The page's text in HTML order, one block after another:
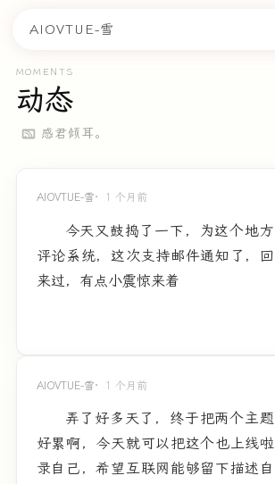
AIOVTUE-雪
MOMENTS
动态
感君倾耳。
AIOVTUE-雪 1 个月前
今天又鼓捣了一下，为这个地
评论系统，这次支持邮件通知了，
来过，有点小震惊来着
AIOVTUE-雪 1 个月前
弄了好多天了，终于把两个主题
好累啊，今天就可以把这个也上线
录自己，希望互联网能够留下描述